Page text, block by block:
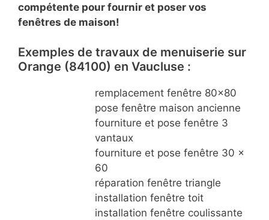
compétente pour fournir et poser vos
fenêtres de maison!
Exemples de travaux de menuiserie sur
Orange (84100) en Vaucluse :
remplacement fenêtre 80×80
pose fenêtre maison ancienne
fourniture et pose fenêtre 3
vantaux
fourniture et pose fenêtre 30 x
60
réparation fenêtre triangle
installation fenêtre toit
installation fenêtre coulissante